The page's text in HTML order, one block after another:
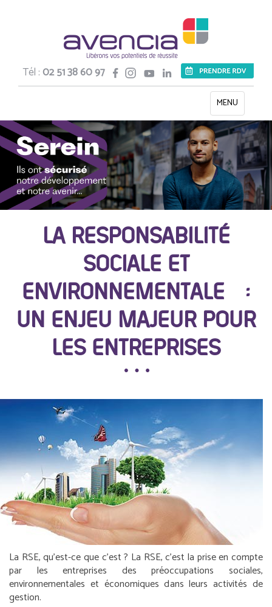
Tél :02 51 38 60 97
Toggle
navigation
MENU
LA RESPONSABILITÉ
SOCIALE ET
ENVIRONNEMENTALE :
UN ENJEU MAJEUR POUR
LES ENTREPRISES
La RSE, qu’est-ce que c’est ? La RSE, c’est la prise en compte
par les entreprises des préoccupations sociales,
environnementales et économiques dans leurs activités de
gestion.